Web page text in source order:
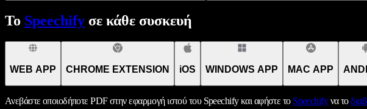
Το Speechify σε κάθε συσκευή
WEB APP CHROME EXTENSION iOS WINDOWS APP MAC APP
Ανεβάστε οποιοδήποτε PDF στην εφαρμογή ιστού του Speechify και αφήστε το Speechifyνα το